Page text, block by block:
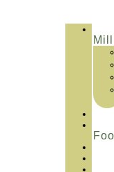
Mill